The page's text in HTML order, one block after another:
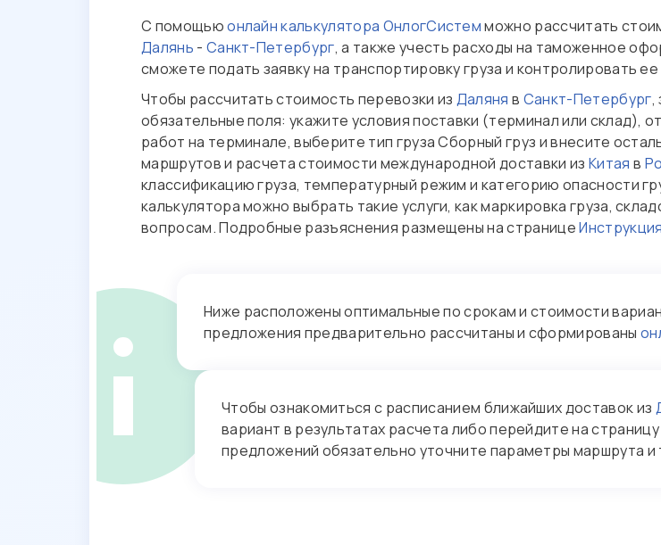
С помощьюонлайн калькулятора ОнлогСистемможно рассчитать
Далянь - Санкт-Петербург, а также учесть расходы на таможенное
сможете подать заявку на транспортировку груза и контролировать
Чтобы рассчитать стоимость перевозки из Даляня в Санкт-Петербург,
обязательные поля: укажите условия поставки (терминал или склад),
работ на терминале, выберите тип груза Сборный груз и внесите
маршрутов и расчета стоимости международной доставки из Китая в
классификацию груза, температурный режим и категорию опасности
калькулятора можно выбрать такие услуги, как маркировка груза,
вопросам. Подробные разъяснения размещены на странице
Ниже расположены оптимальные по срокам и стоимости
предложения предварительно рассчитаны и сформированы
Чтобы ознакомиться с расписанием ближайших доставок из
вариант в результатах расчета либо перейдите на
предложений обязательно уточните параметры маршрута